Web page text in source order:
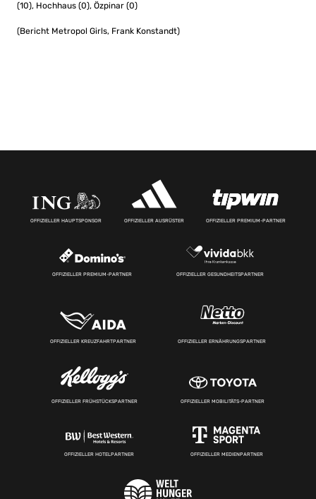
(10), Hochhaus (0), Özpinar (0)
(Bericht Metropol Girls, Frank Konstandt)
OFFIZIELLER HAUPTSPONSOR OFFIZIELLER AUSRÜSTER OFFIZIELLER PREMIUM-PARTNER
OFFIZIELLER PREMIUM-PARTNER OFFIZIELLER GESUNDHEITSPARTNER
OFFIZIELLER KREUZFAHRTPARTNER OFFIZIELLER ERNÄHRUNGSPARTNER
OFFIZIELLER FRÜHSTÜCKSPARTNER OFFIZIELLER MOBILITÄTS-PARTNER
OFFIZIELLER HOTELPARTNER OFFIZIELLER MEDIENPARTNER